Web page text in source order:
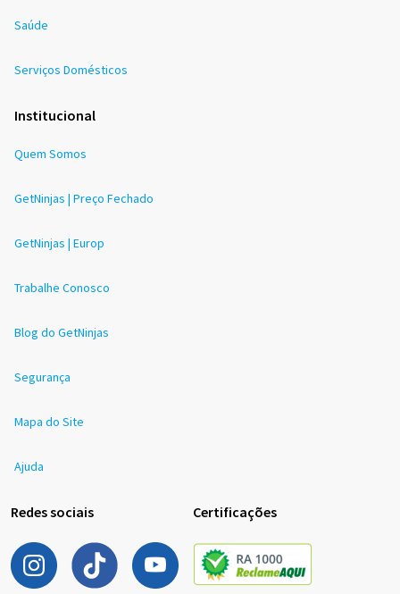
Saúde
Serviços Domésticos
Institucional
Quem Somos
GetNinjas | Preço Fechado
GetNinjas | Europ
Trabalhe Conosco
Blog do GetNinjas
Segurança
Mapa do Site
Ajuda
Redes sociais Certificações